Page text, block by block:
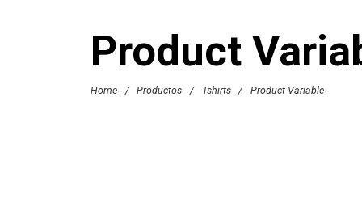
Product
Home / Productos / Tshirts / Product Variable